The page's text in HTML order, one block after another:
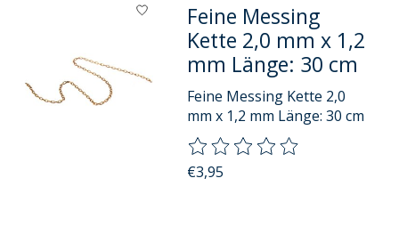
Feine Messing
Kette 2,0 mm x 1,2
mm Länge: 30 cm
Feine Messing Kette 2,0
mm x 1,2 mm Länge: 30 cm
Die Bewertung dieses
€3,95